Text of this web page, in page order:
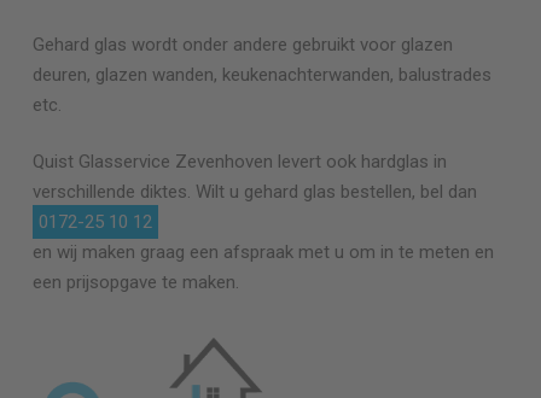
Gehard glas wordt onder andere gebruikt voor glazen
deuren, glazen wanden, keukenachterwanden, balustrades
etc.
Quist Glasservice Zevenhoven levert ook hardglas in
verschillende diktes. Wilt u gehard glas bestellen, bel dan
0172-25 10 12
en wij maken graag een afspraak met u om in te meten en
een prijsopgave te maken.